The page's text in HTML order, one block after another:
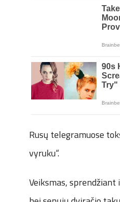
Rusų telegramuose
vyruku“.
Veiksmas,